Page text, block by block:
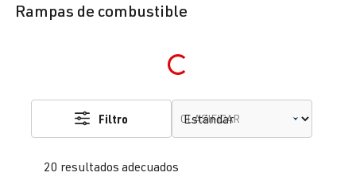
Rampas de combustible
Loading...
20 resultados adecuados
Filtro CLASIFICAR